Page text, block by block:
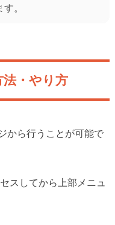
。
・やり方
から行うことが可能で
スしてから上部メニュ